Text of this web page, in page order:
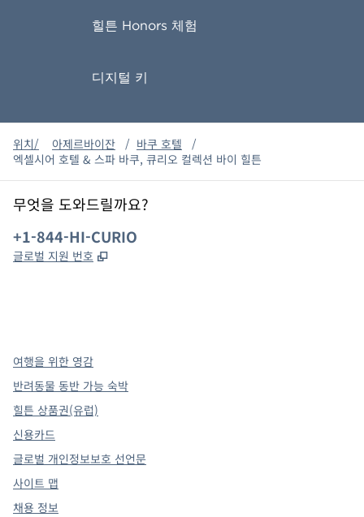
힐튼 Honors 체험
디지털 키
위치/ 아제르바이잔 / 바쿠 호텔
/
엑셀시어 호텔 & 스파 바쿠, 큐리오 컬렉션 바이 힐튼
무엇을 도와드릴까요?
전화:
+1-844-HI-CURIO
글로벌 지원 번호 ,
여행을 위한 영감
반려동물 동반 가능 숙박
힐튼 상품권(유럽)
신용카드
글로벌 개인정보보호 선언문
사이트 맵
채용 정보